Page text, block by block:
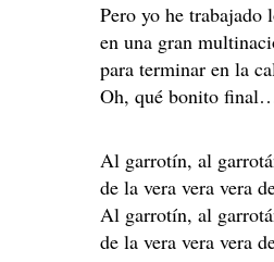
Pero yo he trabajado
en una gran
para terminar en la
Oh, qué bonito
Al garrotín, al
de la vera vera vera
Al garrotín, al
de la vera vera vera